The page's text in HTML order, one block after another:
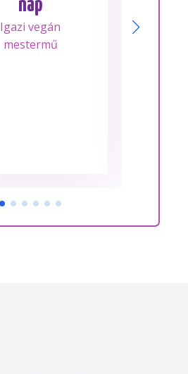
nap
Igazi vegán
mestermű